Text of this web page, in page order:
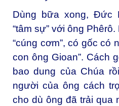
Dùng bữa xong, Đức
“tâm sự” với ông
“cúng cơm”, có gốc có
con ông Gioan”. Cách
bao dung của Chúa
người của ông cách
cho dù ông đã trải qua